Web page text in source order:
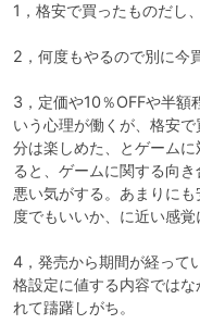
1，格安で買ったものだし
2，何度もやるので別に今
3，定価や10％OFFや半額
いう心理が働くが、格安
分は楽しめた、とゲーム
ると、ゲームに関する向
悪い気がする。あまりに
度でもいいか、に近い感覚
4，発売から期間が経って
格設定に値する内容では
れて躊躇しがち。